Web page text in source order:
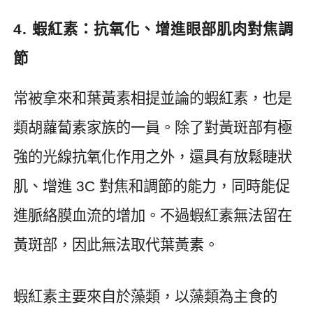
4. 蝦紅素：抗氧化、增進眼部肌肉對焦調
節
常被拿來和葉黃素相提並論的蝦紅素，也是
類胡蘿蔔素家族的一員。除了對黃斑部有極
強的光線抗氧化作用之外，還具有放鬆睫狀
肌、增進 3C 對焦和調節的能力，同時能促
進脈絡膜血流的增加。不過蝦紅素無法留在
黃斑部，因此無法取代葉黃素。
蝦紅素主要來自於藻類，以藻類為主食的